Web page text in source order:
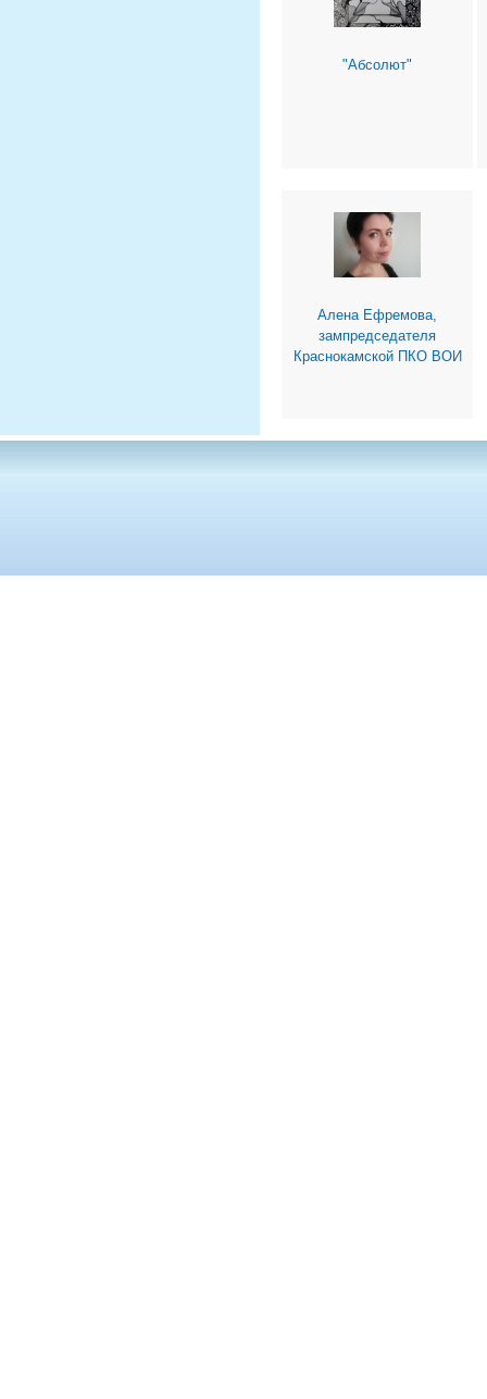
"Абсолют"
Алена Ефремова,
зампредседателя
Краснокамской ПКО ВОИ